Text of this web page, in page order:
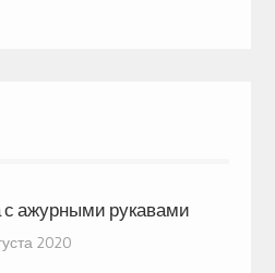
ажурными рукавами
2020